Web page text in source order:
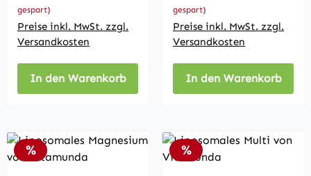
gespart)
Preise inkl. MwSt. zzgl.
Versandkosten
In den Warenkorb
gespart)
Preise inkl. MwSt. zzgl.
Versandkosten
In den Warenkorb
Rabatt
% Rabatt
%